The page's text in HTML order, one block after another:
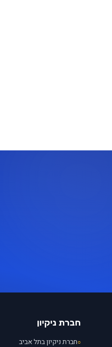
חברת ניקיון
○חברת ניקיון בתל אביב